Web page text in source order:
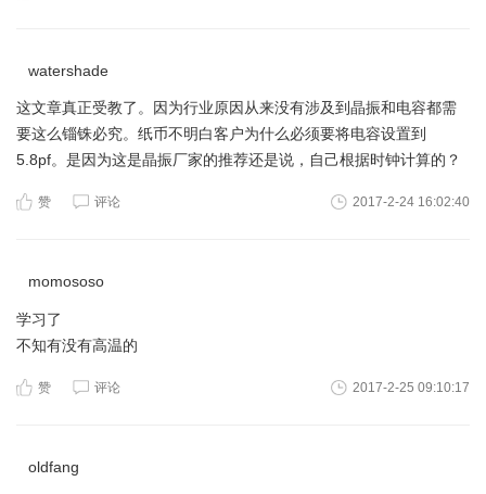
watershade
这文章真正受教了。因为行业原因从来没有涉及到晶振和电容都需
要这么锱铢必究。纸币不明白客户为什么必须要将电容设置到
5.8pf。是因为这是晶振厂家的推荐还是说，自己根据时钟计算的？
赞 评论 2017-2-24 16:02:40
momososo
学习了
不知有没有高温的
赞 评论 2017-2-25 09:10:17
oldfang